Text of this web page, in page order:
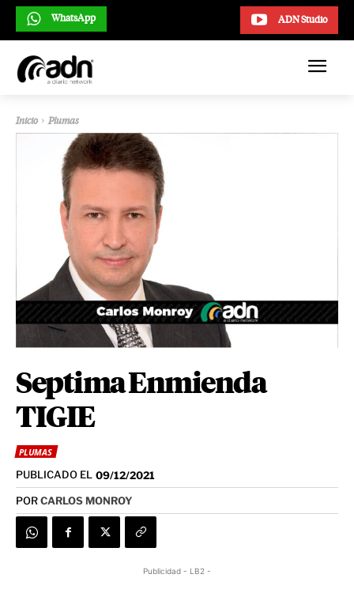
ADN Studio
WhatsApp
Inicio Plumas
Septima Enmienda
TIGIE
PLUMAS
PUBLICADO EL 09/12/2021
PORCARLOS MONROY
Publicidad - LB2 -